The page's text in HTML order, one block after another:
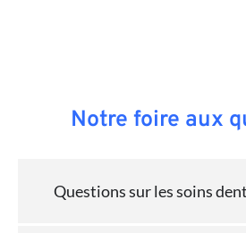
Notre foire aux
Questions sur les soins